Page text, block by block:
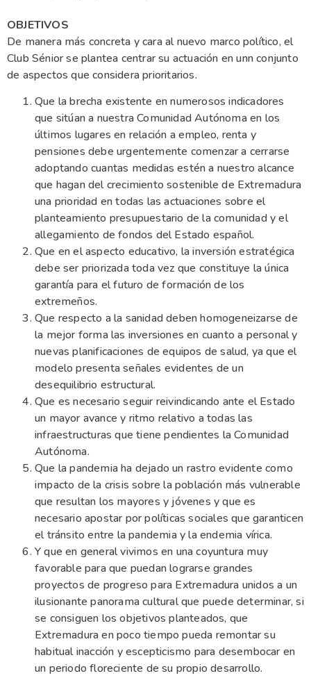
OBJETIVOS
De manera más concreta y cara al nuevo marco político, el
Club Sénior se plantea centrar su actuación en unn conjunto
de aspectos que considera prioritarios.
Que la brecha existente en numerosos indicadores
que sitúan a nuestra Comunidad Autónoma en los
últimos lugares en relación a empleo, renta y
pensiones debe urgentemente comenzar a cerrarse
adoptando cuantas medidas estén a nuestro alcance
que hagan del crecimiento sostenible de Extremadura
una prioridad en todas las actuaciones sobre el
planteamiento presupuestario de la comunidad y el
allegamiento de fondos del Estado español.
Que en el aspecto educativo, la inversión estratégica
debe ser priorizada toda vez que constituye la única
garantía para el futuro de formación de los
extremeños.
Que respecto a la sanidad deben homogeneizarse de
la mejor forma las inversiones en cuanto a personal y
nuevas planificaciones de equipos de salud, ya que el
modelo presenta señales evidentes de un
desequilibrio estructural.
Que es necesario seguir reivindicando ante el Estado
un mayor avance y ritmo relativo a todas las
infraestructuras que tiene pendientes la Comunidad
Autónoma.
Que la pandemia ha dejado un rastro evidente como
impacto de la crisis sobre la población más vulnerable
que resultan los mayores y jóvenes y que es
necesario apostar por políticas sociales que garanticen
el tránsito entre la pandemia y la endemia vírica.
Y que en general vivimos en una coyuntura muy
favorable para que puedan lograrse grandes
proyectos de progreso para Extremadura unidos a un
ilusionante panorama cultural que puede determinar, si
se consiguen los objetivos planteados, que
Extremadura en poco tiempo pueda remontar su
habitual inacción y escepticismo para desembocar en
un periodo floreciente de su propio desarrollo.